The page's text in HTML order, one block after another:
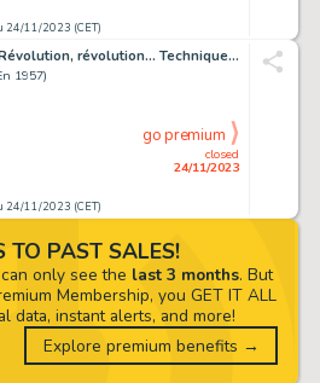
24/11/2023 (CET)
Sambre - Révolution, révolution... Technique mixte...
1957)
24/11/2023 (CET)
closed
24/11/2023
go premium
TO PAST SALES!
only see the last 3 months. But
Membership, you GET IT ALL
data, instant alerts, and more!
Explore premium benefits →